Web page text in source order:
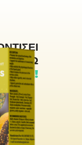
ΕΝΏ
ΣΑΣ!